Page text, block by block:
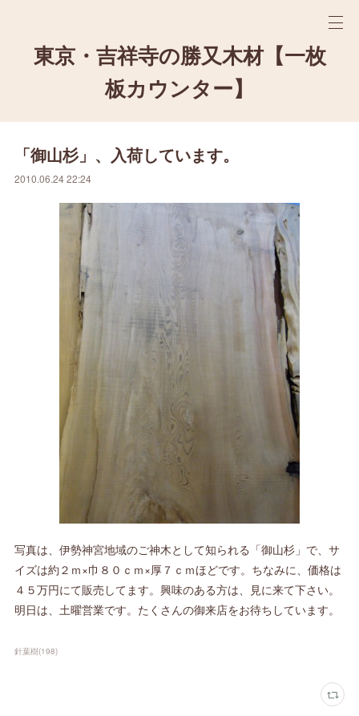
東京・吉祥寺の勝又木材【一枚
板カウンター】
「御山杉」、入荷しています。
2010.06.24 22:24
写真は、伊勢神宮地域のご神木として知られる「御山杉」で、サ
イズは約２ｍ×巾８０ｃｍ×厚７ｃｍほどです。ちなみに、価格は
４５万円にて販売してます。興味のある方は、見に来て下さい。
明日は、土曜営業です。たくさんの御来店をお待ちしています。
針葉樹(198)